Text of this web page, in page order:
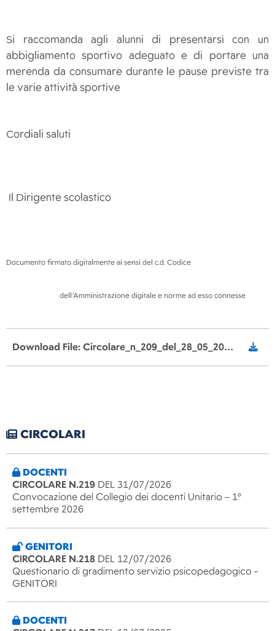
Si raccomanda agli alunni di presentarsi con un
abbigliamento sportivo adeguato e di portare una
merenda da consumare durante le pause previste tra
le varie attività sportive
Cordiali saluti
Il Dirigente scolastico
Documento firmato digitalmente ai sensi del c.d. Codice
dell’Amministrazione digitale e norme ad esso connesse
Download File: Circolare_n_209_del_28_05_2026_Giornate_dello_sport.pdf
CIRCOLARI
DOCENTI
CIRCOLARE N.219 DEL 31/07/2026
Convocazione del Collegio dei docenti Unitario – 1°
settembre 2026
GENITORI
CIRCOLARE N.218 DEL 12/07/2026
Questionario di gradimento servizio psicopedagogico -
GENITORI
DOCENTI